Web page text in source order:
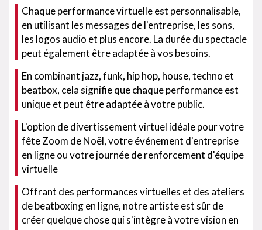
Chaque performance virtuelle est personnalisable,
en utilisant les messages de l'entreprise, les sons,
les logos audio et plus encore. La durée du spectacle
peut également être adaptée à vos besoins.
En combinant jazz, funk, hip hop, house, techno et
beatbox, cela signifie que chaque performance est
unique et peut être adaptée à votre public.
L'option de divertissement virtuel idéale pour votre
fête Zoom de Noël, votre événement d'entreprise
en ligne ou votre journée de renforcement d'équipe
virtuelle
Offrant des performances virtuelles et des ateliers
de beatboxing en ligne, notre artiste est sûr de
créer quelque chose qui s'intègre à votre vision en